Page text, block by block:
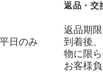
日のみ
返品・交
返品期
到着後
物に限
お客様